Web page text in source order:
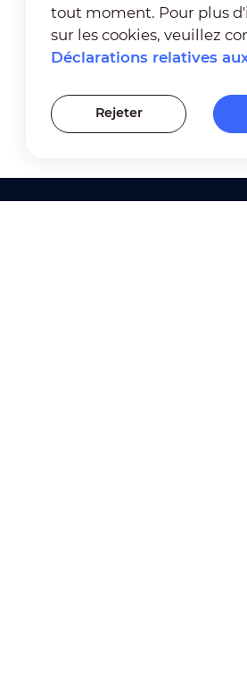
tout moment. Pour plus
sur les cookies, veuillez
Déclarations relatives
Rejeter